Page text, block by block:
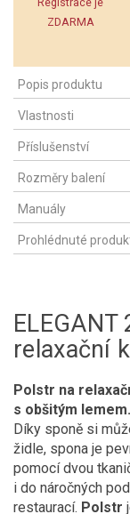
ZDARMA
Popis produktu
Vlastnosti
Příslušenství
Rozměry balení
Manuály
Prohlédnuté
relaxační
Polstr na
s obšitým lemem.
Díky sponě si
židle, spona je
pomocí dvou
i do náročných
restaurací. Polstr